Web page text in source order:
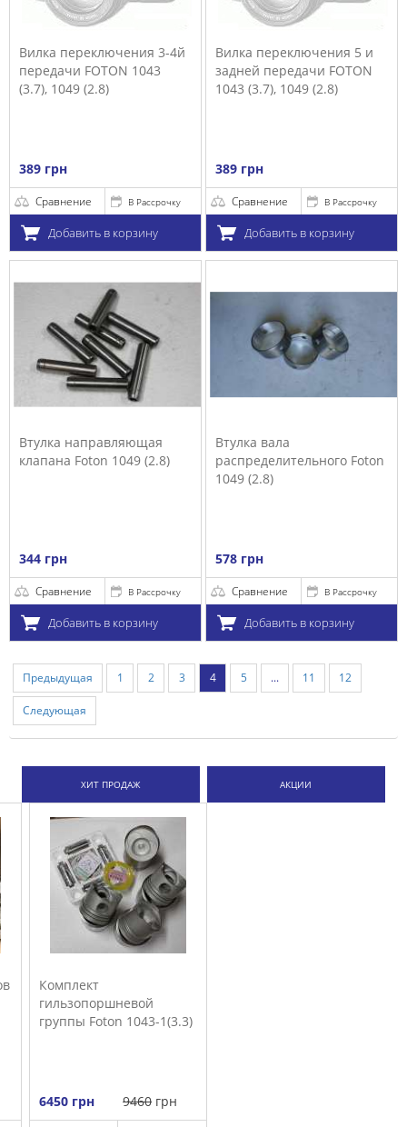
Вилка переключения 3-4й
передачи FOTON 1043
(3.7), 1049 (2.8)
389 грн
Сравнение В Рассрочку
Добавить в корзину
Вилка переключения 5 и
задней передачи FOTON
1043 (3.7), 1049 (2.8)
389 грн
Сравнение В Рассрочку
Добавить в корзину
Втулка направляющая
клапана Foton 1049 (2.8)
344 грн
Сравнение В Рассрочку
Добавить в корзину
Втулка вала
распределительного Foton
1049 (2.8)
578 грн
Сравнение В Рассрочку
Добавить в корзину
Предыдущая 1 2 3 4 5 ... 11 12
Следующая
ХИТ ПРОДАЖ АКЦИИ